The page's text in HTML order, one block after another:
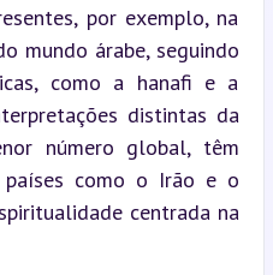
por exemplo, na
mundo árabe, seguindo
como a hanafi e a
distintas da
número global, têm
como o Irão e o
centrada na